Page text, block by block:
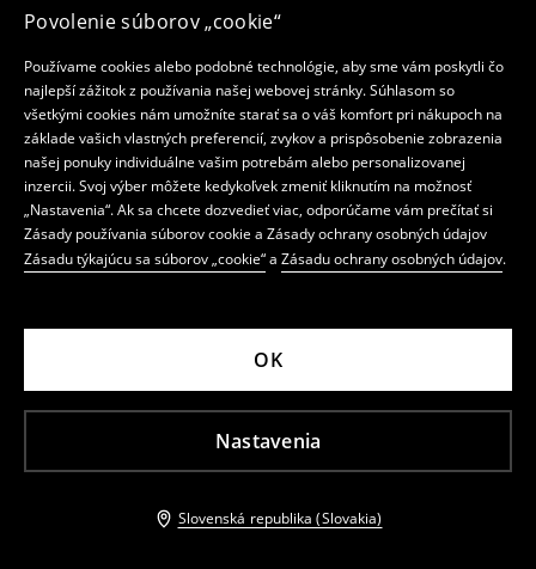
Povolenie súborov „cookie“
Používame cookies alebo podobné technológie, aby sme vám poskytli čo
najlepší zážitok z používania našej webovej stránky. Súhlasom so
všetkými cookies nám umožníte starať sa o váš komfort pri nákupoch na
základe vašich vlastných preferencií, zvykov a prispôsobenie zobrazenia
našej ponuky individuálne vašim potrebám alebo personalizovanej
inzercii. Svoj výber môžete kedykoľvek zmeniť kliknutím na možnosť
„Nastavenia“. Ak sa chcete dozvedieť viac, odporúčame vám prečítať si
Zásady používania súborov cookie a Zásady ochrany osobných údajov
Zásadu týkajúcu sa súborov „cookie“a Zásadu ochrany osobných údajov.
Nastavenia
OK
Slovenská republika (Slovakia)
Tričko s dlhými rukávmi
POSLEDNÉ KUSY
7,99 EUR
Bežná cena 14,99 EUR
Najnižšia cena za 30 dní 9,99 EUR
Bavlnená blúzka
POSLEDNÉ KUSY
10,99 EUR
Bežná cena 19,99 EUR
Najnižšia cena za 30 dní 11,99 EUR